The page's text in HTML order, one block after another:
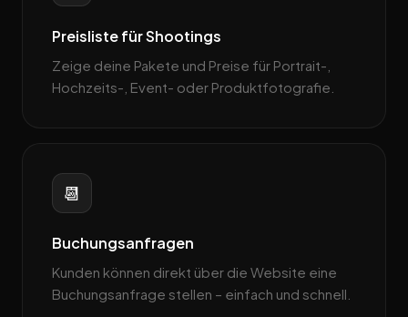
Preisliste für Shootings
Zeige deine Pakete und Preise für Portrait-,
Hochzeits-, Event- oder Produktfotografie.
📆
Buchungsanfragen
Kunden können direkt über die Website eine
Buchungsanfrage stellen – einfach und schnell.